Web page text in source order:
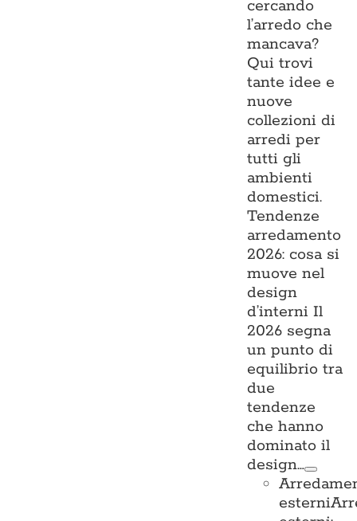
cercando
l’arredo che
mancava?
Qui trovi
tante idee e
nuove
collezioni di
arredi per
tutti gli
ambienti
domestici.
Tendenze
arredamento
2026: cosa si
muove nel
design
d’interni Il
2026 segna
un punto di
equilibrio tra
due
tendenze
che hanno
dominato il
design…
esterni